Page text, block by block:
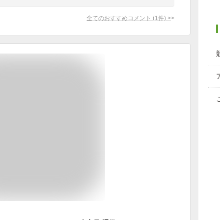
全てのおすすめコメント (1 件) >